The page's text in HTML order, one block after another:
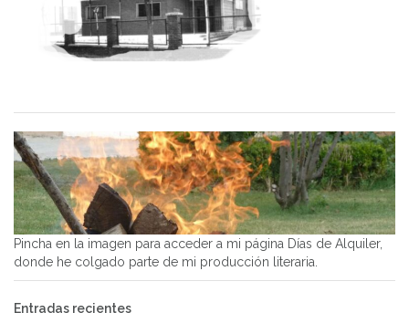
Pincha en la imagen para acceder a mi página Días de Alquiler,
donde he colgado parte de mi producción literaria.
Entradas recientes